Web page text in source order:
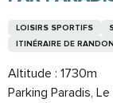
LOISIRS SPORTIFS
ITINÉRAIRE DE
Altitude : 1730m
Parking Paradis,